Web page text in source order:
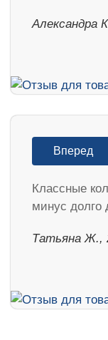
Александра
Вперед
Классные
минус долго
Татьяна Ж.,